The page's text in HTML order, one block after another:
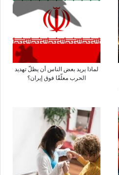
لماذا یرید بعض الناس أن یظلّ تهدید
الحرب معلّقًا فوق إیران؟